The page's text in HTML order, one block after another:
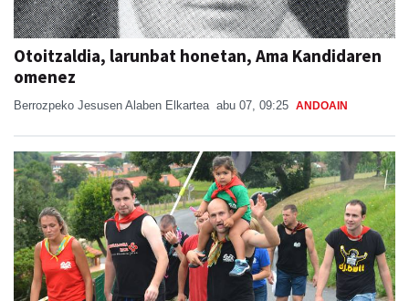
Otoitzaldia, larunbat honetan, Ama Kandidaren
omenez
Berrozpeko Jesusen Alaben Elkartea abu 07, 09:25 ANDOAIN